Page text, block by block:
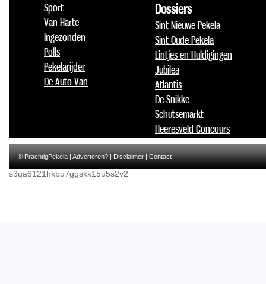
Sport
Van Harte
Ingezonden
Polls
Pekelarijder
De Auto Van
Dossiers
Sint Nieuwe Pekela
Sint Oude Pekela
Lintjes en Huldigingen
Jubilea
Atlantis
De Snikke
Schutsemarkt
Heeresveld Concours
© PrachtigPekela |Adverteren?|Disclaimer|Contact
s3ua6121hkbu7ggskk15u5s2v2